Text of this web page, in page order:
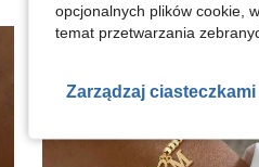
opcjonalnych plików cookie,
temat przetwarzania
Zarządzaj ciasteczkami